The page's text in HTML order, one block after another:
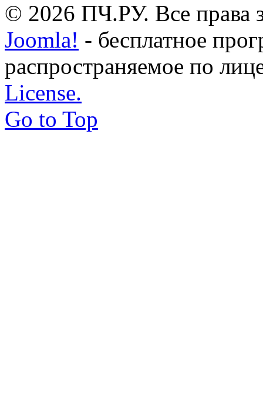
© 2026 ПЧ.РУ. Все права
Joomla! - бесплатное
распространяемое по
License.
Go to Top